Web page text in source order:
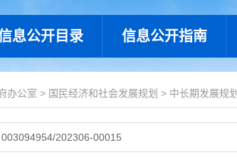
息公开目录 信息公开指南
办公室 > 国民经济和社会发展规划 > 中长期发展规划
003094954/202306-00015